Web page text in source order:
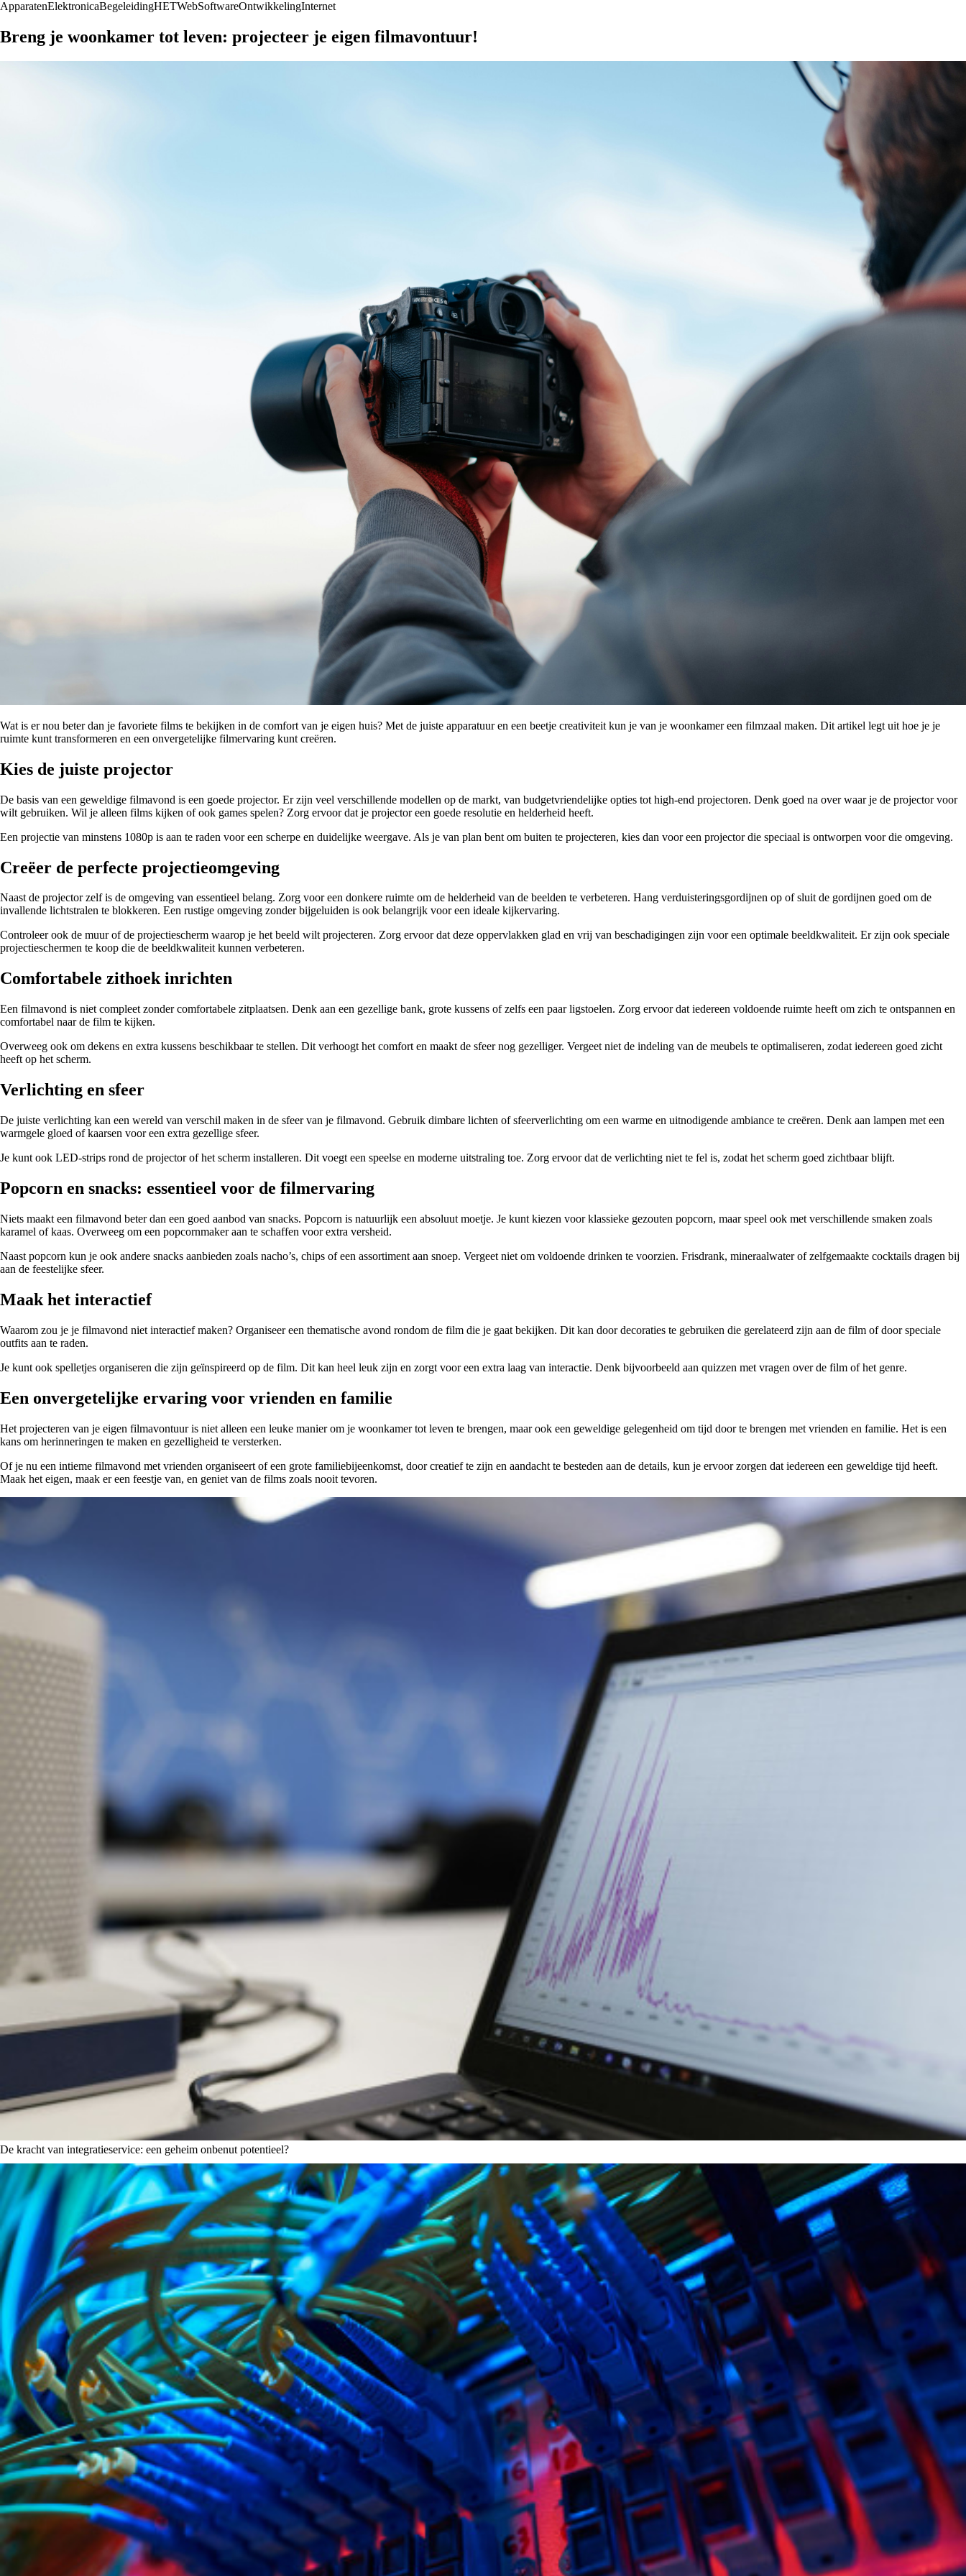
ApparatenElektronicaBegeleidingHETWebSoftwareOntwikkelingInternet
Breng je woonkamer tot leven: projecteer je eigen filmavontuur!
Wat is er nou beter dan je favoriete films te bekijken in de comfort van je eigen huis? Met de juiste apparatuur en een beetje creativiteit kun je van je woonkamer een filmzaal maken. Dit artikel legt uit hoe je je
ruimte kunt transformeren en een onvergetelijke filmervaring kunt creëren.
Kies de juiste projector
De basis van een geweldige filmavond is een goede projector. Er zijn veel verschillende modellen op de markt, van budgetvriendelijke opties tot high-end projectoren. Denk goed na over waar je de projector voor
wilt gebruiken. Wil je alleen films kijken of ook games spelen? Zorg ervoor dat je projector een goede resolutie en helderheid heeft.
Een projectie van minstens 1080p is aan te raden voor een scherpe en duidelijke weergave. Als je van plan bent om buiten te projecteren, kies dan voor een projector die speciaal is ontworpen voor die omgeving.
Creëer de perfecte projectieomgeving
Naast de projector zelf is de omgeving van essentieel belang. Zorg voor een donkere ruimte om de helderheid van de beelden te verbeteren. Hang verduisteringsgordijnen op of sluit de gordijnen goed om de
invallende lichtstralen te blokkeren. Een rustige omgeving zonder bijgeluiden is ook belangrijk voor een ideale kijkervaring.
Controleer ook de muur of de projectiescherm waarop je het beeld wilt projecteren. Zorg ervoor dat deze oppervlakken glad en vrij van beschadigingen zijn voor een optimale beeldkwaliteit. Er zijn ook speciale
projectieschermen te koop die de beeldkwaliteit kunnen verbeteren.
Comfortabele zithoek inrichten
Een filmavond is niet compleet zonder comfortabele zitplaatsen. Denk aan een gezellige bank, grote kussens of zelfs een paar ligstoelen. Zorg ervoor dat iedereen voldoende ruimte heeft om zich te ontspannen en
comfortabel naar de film te kijken.
Overweeg ook om dekens en extra kussens beschikbaar te stellen. Dit verhoogt het comfort en maakt de sfeer nog gezelliger. Vergeet niet de indeling van de meubels te optimaliseren, zodat iedereen goed zicht
heeft op het scherm.
Verlichting en sfeer
De juiste verlichting kan een wereld van verschil maken in de sfeer van je filmavond. Gebruik dimbare lichten of sfeerverlichting om een warme en uitnodigende ambiance te creëren. Denk aan lampen met een
warmgele gloed of kaarsen voor een extra gezellige sfeer.
Je kunt ook LED-strips rond de projector of het scherm installeren. Dit voegt een speelse en moderne uitstraling toe. Zorg ervoor dat de verlichting niet te fel is, zodat het scherm goed zichtbaar blijft.
Popcorn en snacks: essentieel voor de filmervaring
Niets maakt een filmavond beter dan een goed aanbod van snacks. Popcorn is natuurlijk een absoluut moetje. Je kunt kiezen voor klassieke gezouten popcorn, maar speel ook met verschillende smaken zoals
karamel of kaas. Overweeg om een popcornmaker aan te schaffen voor extra versheid.
Naast popcorn kun je ook andere snacks aanbieden zoals nacho’s, chips of een assortiment aan snoep. Vergeet niet om voldoende drinken te voorzien. Frisdrank, mineraalwater of zelfgemaakte cocktails dragen bij
aan de feestelijke sfeer.
Maak het interactief
Waarom zou je je filmavond niet interactief maken? Organiseer een thematische avond rondom de film die je gaat bekijken. Dit kan door decoraties te gebruiken die gerelateerd zijn aan de film of door speciale
outfits aan te raden.
Je kunt ook spelletjes organiseren die zijn geïnspireerd op de film. Dit kan heel leuk zijn en zorgt voor een extra laag van interactie. Denk bijvoorbeeld aan quizzen met vragen over de film of het genre.
Een onvergetelijke ervaring voor vrienden en familie
Het projecteren van je eigen filmavontuur is niet alleen een leuke manier om je woonkamer tot leven te brengen, maar ook een geweldige gelegenheid om tijd door te brengen met vrienden en familie. Het is een
kans om herinneringen te maken en gezelligheid te versterken.
Of je nu een intieme filmavond met vrienden organiseert of een grote familiebijeenkomst, door creatief te zijn en aandacht te besteden aan de details, kun je ervoor zorgen dat iedereen een geweldige tijd heeft.
Maak het eigen, maak er een feestje van, en geniet van de films zoals nooit tevoren.
De kracht van integratieservice: een geheim onbenut potentieel?